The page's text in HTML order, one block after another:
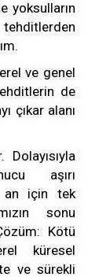
yoksulların
ve genel
de
çıkar alanı
aşırı
an için tek
sonu
Kötü
küresel
ve sürekli